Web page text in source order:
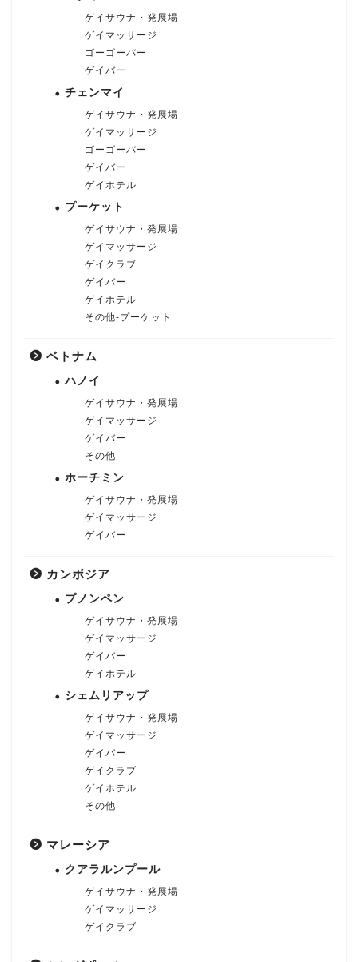
ゲイサウナ・発展場
ゲイマッサージ
ゴーゴーバー
ゲイバー
チェンマイ
ゲイサウナ・発展場
ゲイマッサージ
ゴーゴーバー
ゲイバー
ゲイホテル
プーケット
ゲイサウナ・発展場
ゲイマッサージ
ゲイクラブ
ゲイバー
ゲイホテル
その他-プーケット
ベトナム
ハノイ
ゲイサウナ・発展場
ゲイマッサージ
ゲイバー
その他
ホーチミン
ゲイサウナ・発展場
ゲイマッサージ
ゲイバー
カンボジア
プノンペン
ゲイサウナ・発展場
ゲイマッサージ
ゲイバー
ゲイホテル
シェムリアップ
ゲイサウナ・発展場
ゲイマッサージ
ゲイバー
ゲイクラブ
ゲイホテル
その他
マレーシア
クアラルンプール
ゲイサウナ・発展場
ゲイマッサージ
ゲイクラブ